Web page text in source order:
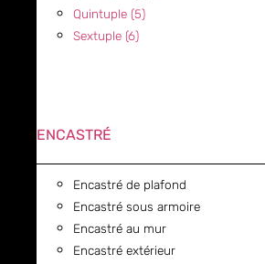
Quintuple (5)
Sextuple (6)
ENCASTRÉ
Encastré de plafond
Encastré sous armoire
Encastré au mur
Encastré extérieur